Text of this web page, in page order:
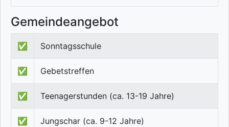
Gemeindeangebot
✅ Sonntagsschule
✅ Gebetstreffen
✅ Teenagerstunden (ca. 13-19 Jahre)
✅ Jungschar (ca. 9-12 Jahre)